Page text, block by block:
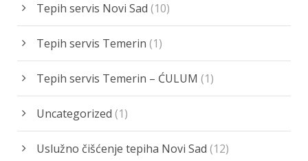
Tepih servis Novi Sad (10)
Tepih servis Temerin (1)
Tepih servis Temerin – ĆULUM (1)
Uncategorized (1)
Uslužno čišćenje tepiha Novi Sad (12)